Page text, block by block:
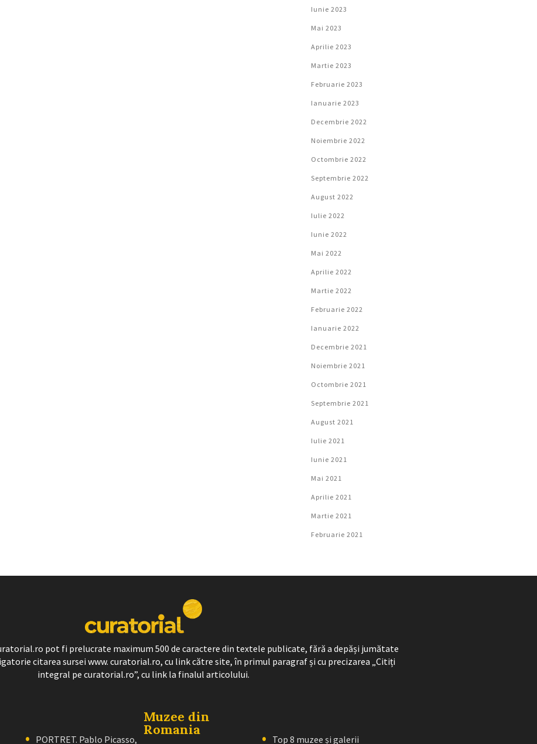
Iunie 2023
Mai 2023
Aprilie 2023
Martie 2023
Februarie 2023
Ianuarie 2023
Decembrie 2022
Noiembrie 2022
Octombrie 2022
Septembrie 2022
August 2022
Iulie 2022
Iunie 2022
Mai 2022
Aprilie 2022
Martie 2022
Februarie 2022
Ianuarie 2022
Decembrie 2021
Noiembrie 2021
Octombrie 2021
Septembrie 2021
August 2021
Iulie 2021
Iunie 2021
Mai 2021
Aprilie 2021
Martie 2021
Februarie 2021
pot fi prelucrate maximum 500 de caractere din textele publicate, fără a depăși jumătate
citarea sursei www. curatorial.ro, cu link către site, în primul paragraf și cu precizarea „Citiți
integral pe curatorial.ro”, cu link la finalul articolului.
PORTRET. Pablo Picasso,
Muzee din
Romania
Top 8 muzee și galerii